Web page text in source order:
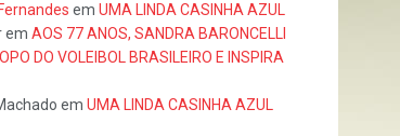
em UMA LINDA CASINHA AZUL
em AOS 77 ANOS, SANDRA BARONCELLI
DO VOLEIBOL BRASILEIRO E INSPIRA
em UMA LINDA CASINHA AZUL